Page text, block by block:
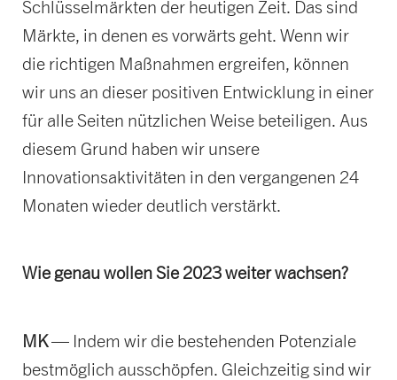
Schlüsselmärkten der heutigen Zeit. Das sind
Märkte, in denen es vorwärts geht. Wenn wir
die richtigen Maßnahmen ergreifen, können
wir uns an dieser positiven Entwicklung in einer
für alle Seiten nützlichen Weise beteiligen. Aus
diesem Grund haben wir unsere
Innovationsaktivitäten in den vergangenen 24
Monaten wieder deutlich verstärkt.
Wie genau wollen Sie 2023 weiter wachsen?
MK— Indem wir die bestehenden Potenziale
bestmöglich ausschöpfen. Gleichzeitig sind wir